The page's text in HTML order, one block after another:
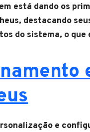
está dando os
destacando
do sistema, o
e